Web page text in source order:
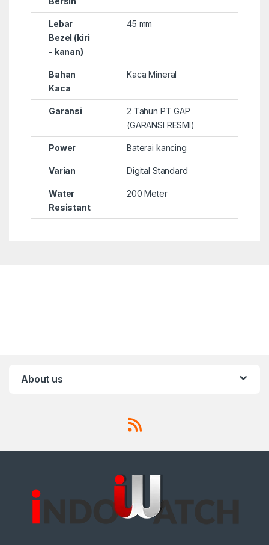
Lebar
Bezel (kiri
- kanan)
45 mm
Bahan
Kaca
Kaca Mineral
Garansi
2 Tahun PT GAP
(GARANSI RESMI)
Power Baterai kancing
Varian Digital Standard
Water
Resistant
200 Meter
About us